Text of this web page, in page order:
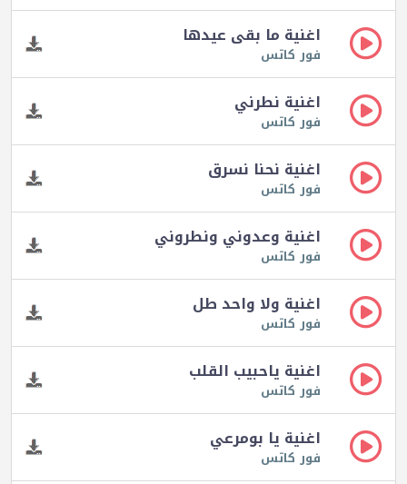
اغنية ما بقى عيدها
فور كاتس
اغنية نطرني
فور كاتس
اغنية نحنا نسرق
فور كاتس
اغنية وعدوني ونطروني
فور كاتس
اغنية ولا واحد طل
فور كاتس
اغنية ياحبيب القلب
فور كاتس
اغنية يا بومرعي
فور كاتس